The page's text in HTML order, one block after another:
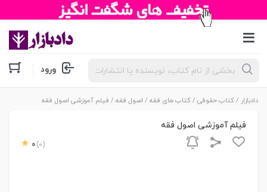
جستجوی
محصولات ورود
دادبازار /کتاب حقوقی /کتاب های فقه / اصول فقه / فیلم آموزشی اصول فقه
فیلم آموزشی اصول فقه
0 (0)